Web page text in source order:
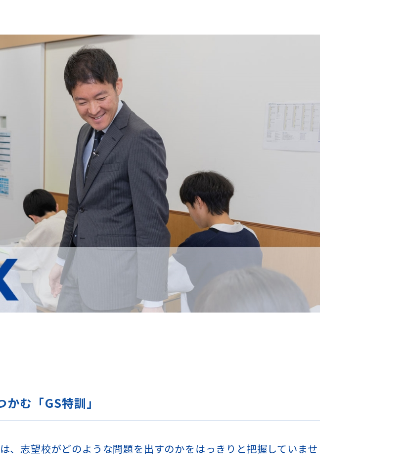
む「GS特訓」
、志望校がどのような問題を出すのかをはっきりと把握していませ